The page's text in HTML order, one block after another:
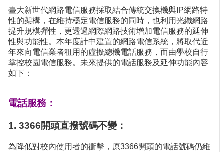
題
報
導
技
術
論
壇
業
欄
臺大新世代網路電信服務採取結合傳統交換機與IP網路特
性的架構，在維持穩定電信服務的同時，也利用光纖網路
提升規模彈性，更透過網際網路技術增加電信服務的延伸
性與功能性。本年度計中建置的網路電信系統，將取代近
年來向電信業者租用的虛擬總機電話服務，而由學校自行
掌控校園電信服務。未來提供的電話服務及延伸功能內容
如下：
電話服務：
1. 3366開頭直撥號碼不變：
為降低對校內使用者的衝擊，原3366開頭的電話號碼仍維